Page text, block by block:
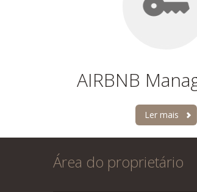
AIRBNB
Ler mais
Área do proprietário